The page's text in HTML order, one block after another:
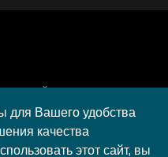
Конкурса социальных и
на территории
в 2020 году
для Вашего удобства
качества
этот сайт, вы